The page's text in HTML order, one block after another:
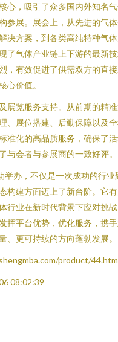
心，吸引了众多国内外知名
参展。展会上，从先进的气
决方案，到各类高纯特种气
了气体产业链上下游的最新
，有效促进了供需双方的直
心价值。
展览服务支持。从前期的精
、展位搭建、后勤保障以及
准化的高品质服务，确保了
会者与参展商的一致好评。
举办，不仅是一次成功的行业
构建方面迈上了新台阶。它
行业在新时代背景下应对挑
挥平台优势，优化服务，携
更可持续的方向蓬勃发展。
product/
08:02:39